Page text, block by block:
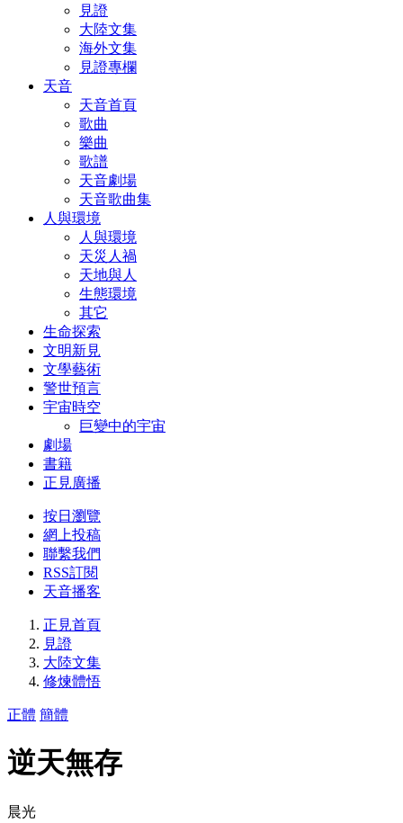
見證
大陸文集
海外文集
見證專欄
天音
天音首頁
歌曲
樂曲
歌譜
天音劇場
天音歌曲集
人與環境
人與環境
天災人禍
天地與人
生態環境
其它
生命探索
文明新見
文學藝術
警世預言
宇宙時空
巨變中的宇宙
劇場
書籍
正見廣播
按日瀏覽
網上投稿
聯繫我們
RSS訂閱
天音播客
正見首頁
見證
大陸文集
修煉體悟
正體 簡體
逆天無存
晨光